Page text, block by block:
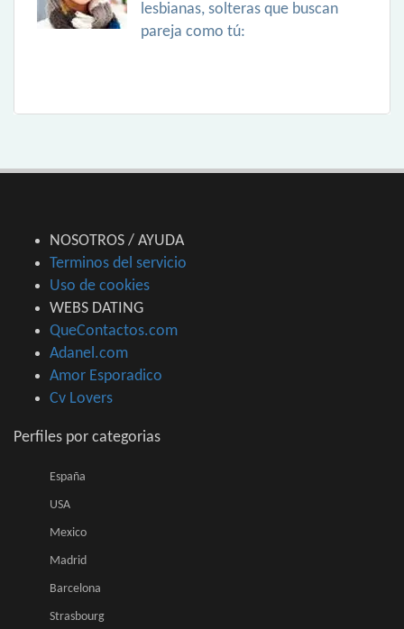
lesbianas, solteras que buscan
pareja como tú:
NOSOTROS / AYUDA
Terminos del servicio
Uso de cookies
WEBS DATING
QueContactos.com
Adanel.com
Amor Esporadico
Cv Lovers
Perfiles por categorias
España
USA
Mexico
Madrid
Barcelona
Strasbourg